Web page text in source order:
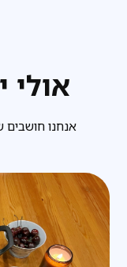
אולי
אנחנו חושבים